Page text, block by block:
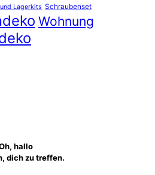
Lagerkits Schraubenset
Wohnung
hallo
dich zu treffen.